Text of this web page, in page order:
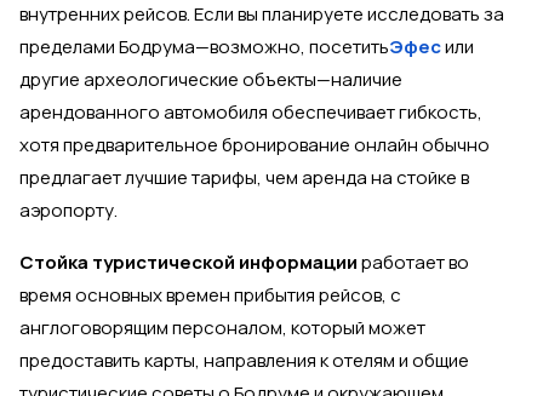
внутренних рейсов. Если вы планируете исследовать за
пределами Бодрума—возможно, посетитьЭфесили
другие археологические объекты—наличие
арендованного автомобиля обеспечивает гибкость,
хотя предварительное бронирование онлайн обычно
предлагает лучшие тарифы, чем аренда на стойке в
аэропорту.
Стойка туристической информацииработает во
время основных времен прибытия рейсов, с
англоговорящим персоналом, который может
предоставить карты, направления к отелям и общие